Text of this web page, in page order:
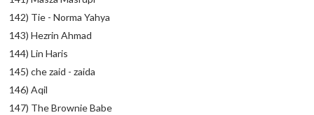
142) Tie - Norma Yahya
143) Hezrin Ahmad
144) Lin Haris
145) che zaid - zaida
146) Aqil
147) The Brownie Babe